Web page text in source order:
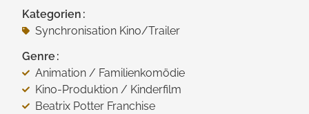
Kategorien
Synchronisation Kino/​Trailer
Genre
Animation / Familienkomödie
Kino-Produktion / Kinderfilm
Beatrix Potter Franchise